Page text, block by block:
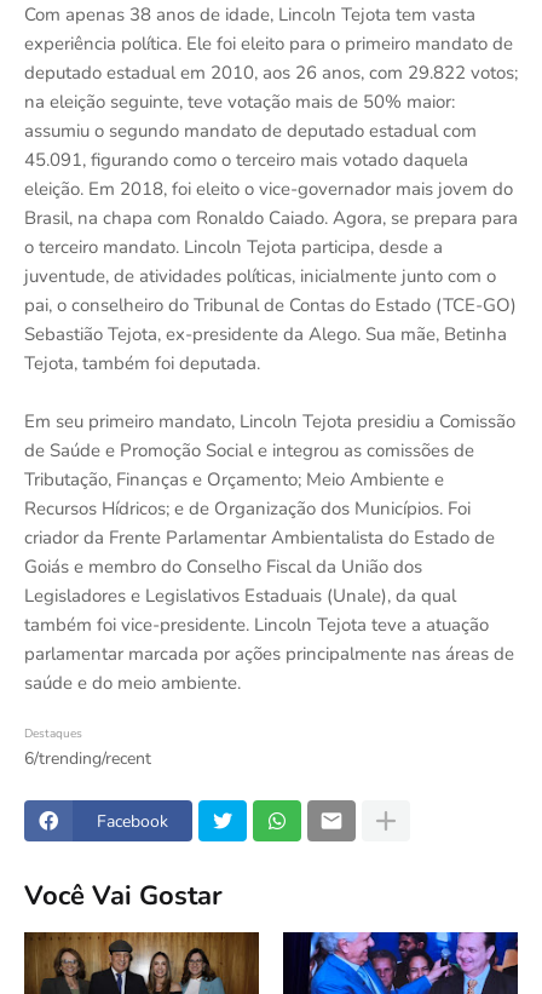
Com apenas 38 anos de idade, Lincoln Tejota tem vasta
experiência política. Ele foi eleito para o primeiro mandato de
deputado estadual em 2010, aos 26 anos, com 29.822 votos;
na eleição seguinte, teve votação mais de 50% maior:
assumiu o segundo mandato de deputado estadual com
45.091, figurando como o terceiro mais votado daquela
eleição. Em 2018, foi eleito o vice-governador mais jovem do
Brasil, na chapa com Ronaldo Caiado. Agora, se prepara para
o terceiro mandato. Lincoln Tejota participa, desde a
juventude, de atividades políticas, inicialmente junto com o
pai, o conselheiro do Tribunal de Contas do Estado (TCE-GO)
Sebastião Tejota, ex-presidente da Alego. Sua mãe, Betinha
Tejota, também foi deputada.
Em seu primeiro mandato, Lincoln Tejota presidiu a Comissão
de Saúde e Promoção Social e integrou as comissões de
Tributação, Finanças e Orçamento; Meio Ambiente e
Recursos Hídricos; e de Organização dos Municípios. Foi
criador da Frente Parlamentar Ambientalista do Estado de
Goiás e membro do Conselho Fiscal da União dos
Legisladores e Legislativos Estaduais (Unale), da qual
também foi vice-presidente. Lincoln Tejota teve a atuação
parlamentar marcada por ações principalmente nas áreas de
saúde e do meio ambiente.
Destaques
6/trending/recent
Facebook
Você Vai Gostar